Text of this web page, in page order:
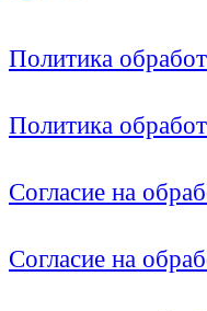
Политика
Политика
Согласие на
Согласие на